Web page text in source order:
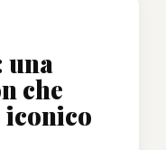
una
che
iconico